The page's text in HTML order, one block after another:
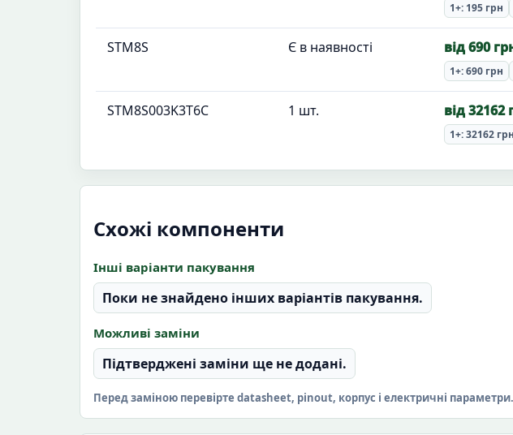
1+: 195 грн
STM8S Є в наявності від 690
1+: 690 грн
STM8S003K3T6C 1 шт. від 32162
1+: 32162 грн
Схожі компоненти
Інші варіанти пакування
Поки не знайдено інших варіантів пакування.
Можливі заміни
Підтверджені заміни ще не додані.
Перед заміною перевірте datasheet, pinout, корпус і електричні параметри.